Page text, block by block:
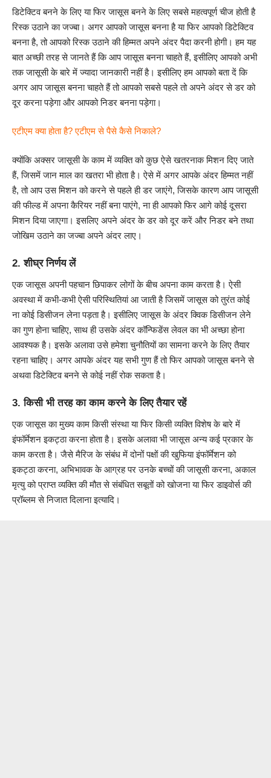
डिटेक्टिव बनने के लिए या फिर जासूस बनने के लिए सबसे महत्वपूर्ण चीज होती है
रिस्क उठाने का जज्बा। अगर आपको जासूस बनना है या फिर आपको डिटेक्टिव
बनना है, तो आपको रिस्क उठाने की हिम्मत अपने अंदर पैदा करनी होगी। हम यह
बात अच्छी तरह से जानते हैं कि आप जासूस बनना चाहते हैं, इसीलिए आपको अभी
तक जासूसी के बारे में ज्यादा जानकारी नहीं है। इसीलिए हम आपको बता दें कि
अगर आप जासूस बनना चाहते हैं तो आपको सबसे पहले तो अपने अंदर से डर को
दूर करना पड़ेगा और आपको निडर बनना पड़ेगा।
एटीएम क्या होता है? एटीएम से पैसे कैसे निकाले?
क्योंकि अक्सर जासूसी के काम में व्यक्ति को कुछ ऐसे खतरनाक मिशन दिए जाते
हैं, जिसमें जान माल का खतरा भी होता है। ऐसे में अगर आपके अंदर हिम्मत नहीं
है, तो आप उस मिशन को करने से पहले ही डर जाएंगे, जिसके कारण आप जासूसी
की फील्ड में अपना कैरियर नहीं बना पाएंगे, ना ही आपको फिर आगे कोई दूसरा
मिशन दिया जाएगा‌। इसलिए अपने अंदर के डर को दूर करें और निडर बने तथा
जोखिम उठाने का जज्बा अपने अंदर लाए।
2. शीघ्र निर्णय लें
एक जासूस अपनी पहचान छिपाकर लोगों के बीच अपना काम करता है। ऐसी
अवस्था में कभी-कभी ऐसी परिस्थितियां आ जाती है जिसमें जासूस को तुरंत कोई
ना कोई डिसीजन लेना पड़ता है। इसीलिए जासूस के अंदर क्विक डिसीजन लेने
का गुण होना चाहिए, साथ ही उसके अंदर कॉन्फिडेंस लेवल का भी अच्छा होना
आवश्यक है। इसके अलावा उसे हमेशा चुनौतियों का सामना करने के लिए तैयार
रहना चाहिए। अगर आपके अंदर यह सभी गुण हैं तो फिर आपको जासूस बनने से
अथवा डिटेक्टिव बनने से कोई नहीं रोक सकता है।
3. किसी भी तरह का काम करने के लिए तैयार रहें
एक जासूस का मुख्य काम किसी संस्था या फिर किसी व्यक्ति विशेष के बारे में
इंफॉर्मेशन इकट्ठा करना होता है। इसके अलावा भी जासूस अन्य कई प्रकार के
काम करता है। जैसे मैरिज के संबंध में दोनों पक्षों की खुफिया इंफॉर्मेशन को
इकट्ठा करना, अभिभावक के आग्रह पर उनके बच्चों की जासूसी करना, अकाल
मृत्यु को प्राप्त व्यक्ति की मौत से संबंधित सबूतों को खोजना या फिर डाइवोर्स की
प्रॉब्लम से निजात दिलाना इत्यादि।